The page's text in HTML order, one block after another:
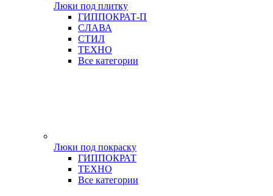
Люки под плитку
ГИППОКРАТ-П
СЛАВА
СТИЛ
ТЕХНО
Все категории
Люки под покраску
ГИППОКРАТ
ТЕХНО
Все категории